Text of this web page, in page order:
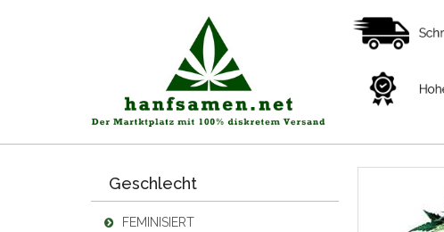
Geschlecht
FEMINISIERT